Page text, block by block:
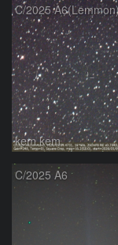
C/2025
kem.kem
C/2025 A6